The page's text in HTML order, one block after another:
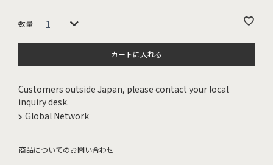
カートに入れる
Customers outside Japan, please contact your local
inquiry desk.
Global Network
商品についてのお問い合わせ